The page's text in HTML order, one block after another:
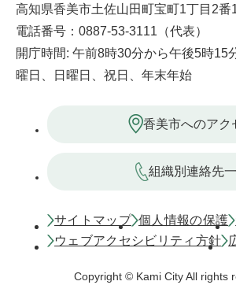
高知県香美市土佐山田町宝町1丁目2番
電話番号：0887-53-3111（代表）
開庁時間: 午前8時30分から午後5時
曜日、日曜日、祝日、年末年始
香美市へのアク
組織別連絡先
サイトマップ 個人情報の保護
ウェブアクセシビリティ方針
Copyright © Kami City All rights